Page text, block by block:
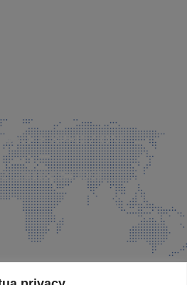
E SPEDIZIONI
Grassobbio (BG)
MAP